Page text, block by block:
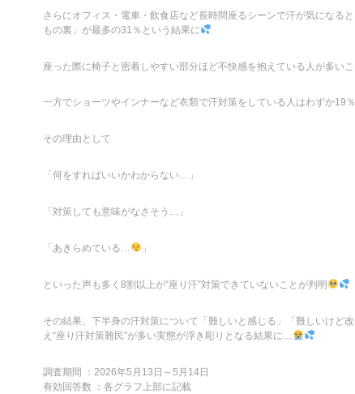
さらにオフィス・電車・飲食店など長時間座るシーンで汗が気になる
もの裏」が最多の31％という結果に
座った際に椅子と密着しやすい部分ほど不快感を抱えている人が多い
一方でショーツやインナーなど衣類で汗対策をしている人はわずか19％
その理由として
「何をすればいいかわからない…」
「対策しても意味がなさそう…」
「あきらめている… 」
といった声も多く8割以上が“座り汗”対策できていないことが判明
その結果、下半身の汗対策について「難しいと感じる」「難しいけど
え“座り汗対策難民”が多い実態が浮き彫りとなる結果に…
調査期間 ：2026年5月13日～5月14日
有効回答数 ：各グラフ上部に記載